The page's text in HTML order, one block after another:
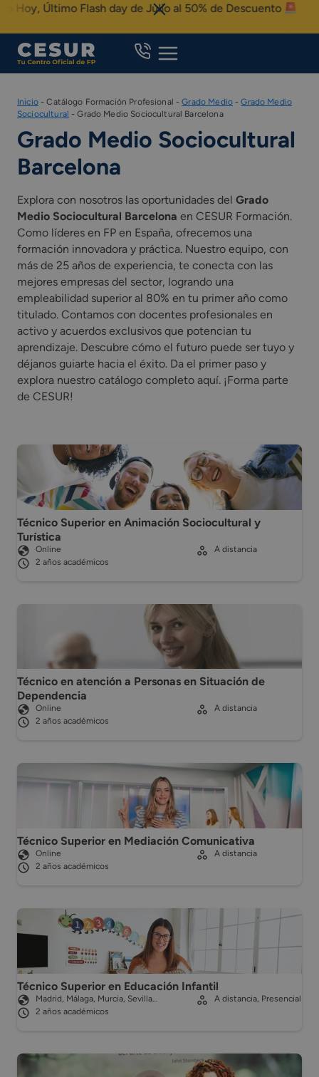
Skip
content
Último Flash day de Julio al 50% de Descuento
Inicio-Catálogo Formación Profesional -Grado Medio-Grado Medio
Sociocultural -Grado Medio Sociocultural Barcelona
Grado Medio Sociocultural
Barcelona
Explora con nosotros las oportunidades del Grado
Medio Sociocultural Barcelona en CESUR Formación.
Como líderes en FP en España, ofrecemos una
formación innovadora y práctica. Nuestro equipo, con
más de 25 años de experiencia, te conecta con las
mejores empresas del sector, logrando una
empleabilidad superior al 80% en tu primer año como
titulado. Contamos con docentes profesionales en
activo y acuerdos exclusivos que potencian tu
aprendizaje. Descubre cómo el futuro puede ser tuyo y
déjanos guiarte hacia el éxito. Da el primer paso y
explora nuestro catálogo completo aquí. ¡Forma parte
de CESUR!
Técnico Superior en Animación Sociocultural y
Turística
Online
2 años académicos
A distancia
Técnico en atención a Personas en Situación de
Dependencia
Online
2 años académicos
A distancia
Técnico Superior en Mediación Comunicativa
Online
2 años académicos
A distancia
Técnico Superior en Educación Infantil
Madrid, Málaga, Murcia, Sevilla…
2 años académicos
A distancia, Presencial